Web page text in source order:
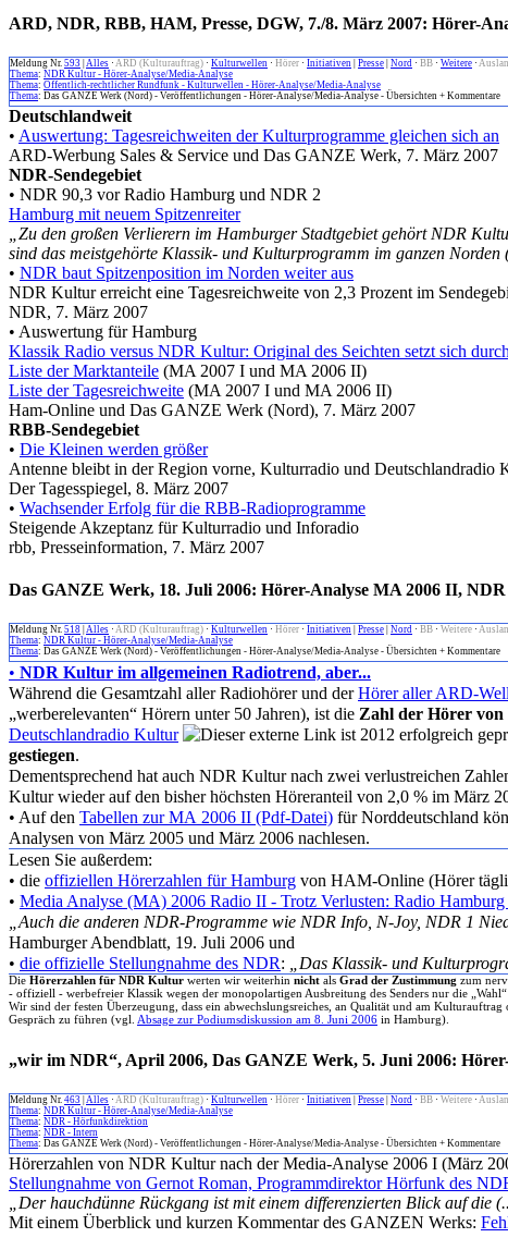
ARD, NDR, RBB, HAM, Presse, DGW, 7./8. März 2007: Hörer-
Meldung Nr. 593 Alles · ARD (Kulturauftrag) · Kulturwellen · Hörer · Initiativen Presse Nord · BB · Weitere ·
Thema: NDR Kultur - Hörer-Analyse/Media-Analyse
Thema: Öffentlich-rechtlicher Rundfunk - Kulturwellen - Hörer-Analyse/Media-Analyse
Thema: Das GANZE Werk (Nord) - Veröffentlichungen - Hörer-Analyse/Media-Analyse - Übersichten + Kommentare
Deutschlandweit
• Auswertung: Tagesreichweiten der Kulturprogramme gleichen sich an
ARD-Werbung Sales & Service und Das GANZE Werk, 7. März 2007
NDR-Sendegebiet
• NDR 90,3 vor Radio Hamburg und NDR 2
Hamburg mit neuem Spitzenreiter
„Zu den großen Verlierern im Hamburger Stadtgebiet gehört NDR
sind das meistgehörte Klassik- und Kulturprogramm im ganzen Norden
• NDR baut Spitzenposition im Norden weiter aus
NDR Kultur erreicht eine Tagesreichweite von 2,3 Prozent im
NDR, 7. März 2007
• Auswertung für Hamburg
Klassik Radio versus NDR Kultur: Original des Seichten setzt sich durch
Liste der Marktanteile (MA 2007 I und MA 2006 II)
Liste der Tagesreichweite (MA 2007 I und MA 2006 II)
Ham-Online und Das GANZE Werk (Nord), 7. März 2007
RBB-Sendegebiet
• Die Kleinen werden größer
Antenne bleibt in der Region vorne, Kulturradio und Deutschlandradio
Der Tagesspiegel, 8. März 2007
• Wachsender Erfolg für die RBB-Radioprogramme
Steigende Akzeptanz für Kulturradio und Inforadio
rbb, Presseinformation, 7. März 2007
Das GANZE Werk, 18. Juli 2006: Hörer-Analyse MA 2006 II,
Meldung Nr. 518 Alles · ARD (Kulturauftrag) · Kulturwellen · Hörer · Initiativen Presse Nord · BB · Weitere ·
Thema: NDR Kultur - Hörer-Analyse/Media-Analyse
Thema: Das GANZE Werk (Nord) - Veröffentlichungen - Hörer-Analyse/Media-Analyse - Übersichten + Kommentare
• NDR Kultur im allgemeinen Radiotrend, aber...
Während die Gesamtzahl aller Radiohörer und derHörer aller ARD-
„werberelevanten“ Hörern unter 50 Jahren), ist die Zahl der Hörer
Deutschlandradio Kultur
gestiegen.
Dementsprechend hat auch NDR Kultur nach zwei verlustreichen
Kultur wieder auf den bisher höchsten Höreranteil von 2,0 % im März
• Auf den Tabellen zur MA 2006 II (Pdf-Datei) für Norddeutschland
Analysen von März 2005 und März 2006 nachlesen.
Lesen Sie außerdem:
• die offiziellen Hörerzahlen für Hamburg von HAM-Online (Hörer
• Media Analyse (MA) 2006 Radio II - Trotz Verlusten: Radio Hamburg
„Auch die anderen NDR-Programme wie NDR Info, N-Joy, NDR 1
Hamburger Abendblatt, 19. Juli 2006 und
• die offizielle Stellungnahme des NDR: „Das Klassik- und
Die Hörerzahlen für NDR Kultur werten wir weiterhin nicht als Grad der Zustimmung zum
- offiziell - werbefreier Klassik wegen der monopolartigen Ausbreitung des Senders nur die
Wir sind der festen Überzeugung, dass ein abwechslungsreiches, an Qualität und am
Gespräch zu führen (vgl. Absage zur Podiumsdiskussion am 8. Juni 2006 in Hamburg).
„wir im NDR“, April 2006, Das GANZE Werk, 5. Juni 2006:
Meldung Nr. 463 Alles · ARD (Kulturauftrag) · Kulturwellen · Hörer · Initiativen Presse Nord · BB · Weitere ·
Thema: NDR Kultur - Hörer-Analyse/Media-Analyse
Thema: NDR - Hörfunkdirektion
Thema: NDR - Intern
Thema: Das GANZE Werk (Nord) - Veröffentlichungen - Hörer-Analyse/Media-Analyse - Übersichten + Kommentare
Hörerzahlen von NDR Kultur nach der Media-Analyse 2006 I (März
Stellungnahme von Gernot Roman, Programmdirektor Hörfunk des
„Der hauchdünne Rückgang ist mit einem differenzierten Blick auf die
Mit einem Überblick und kurzen Kommentar des GANZEN Werks: